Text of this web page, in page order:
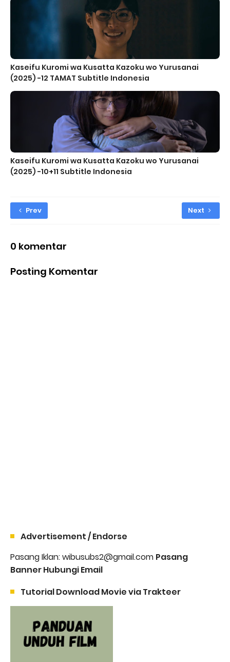
Kaseifu Kuromi wa Kusatta Kazoku wo Yurusanai
(2025) -12 TAMAT Subtitle Indonesia
Kaseifu Kuromi wa Kusatta Kazoku wo Yurusanai
(2025) -10+11 Subtitle Indonesia
Prev Next
0 komentar
Posting Komentar
Advertisement / Endorse
Pasang Iklan: wibusubs2@gmail.com Pasang
Banner Hubungi Email
Tutorial Download Movie via Trakteer